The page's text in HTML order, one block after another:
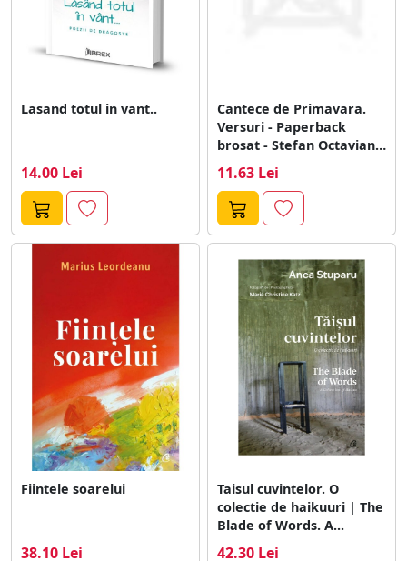
Lasand totul in vant..
14.00 Lei
Cantece de Primavara.
Versuri - Paperback
brosat - Stefan Octavian
11.63 Lei
Fiintele soarelui
38.10 Lei
Taisul cuvintelor. O
colectie de haikuuri | The
Blade of Words. A...
42.30 Lei